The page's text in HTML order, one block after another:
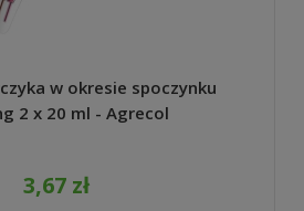
w okresie spoczynku
2 x 20 ml - Agrecol
3,67 zł